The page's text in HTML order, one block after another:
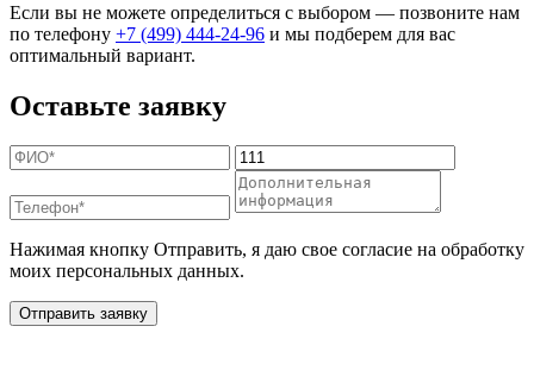
Если вы не можете определиться с выбором — позвоните нам
по телефону +7 (499) 444-24-96 и мы подберем для вас
оптимальный вариант.
Оставьте заявку
Нажимая кнопку Отправить, я даю свое согласие на обработку
моих персональных данных.
Отправить заявку